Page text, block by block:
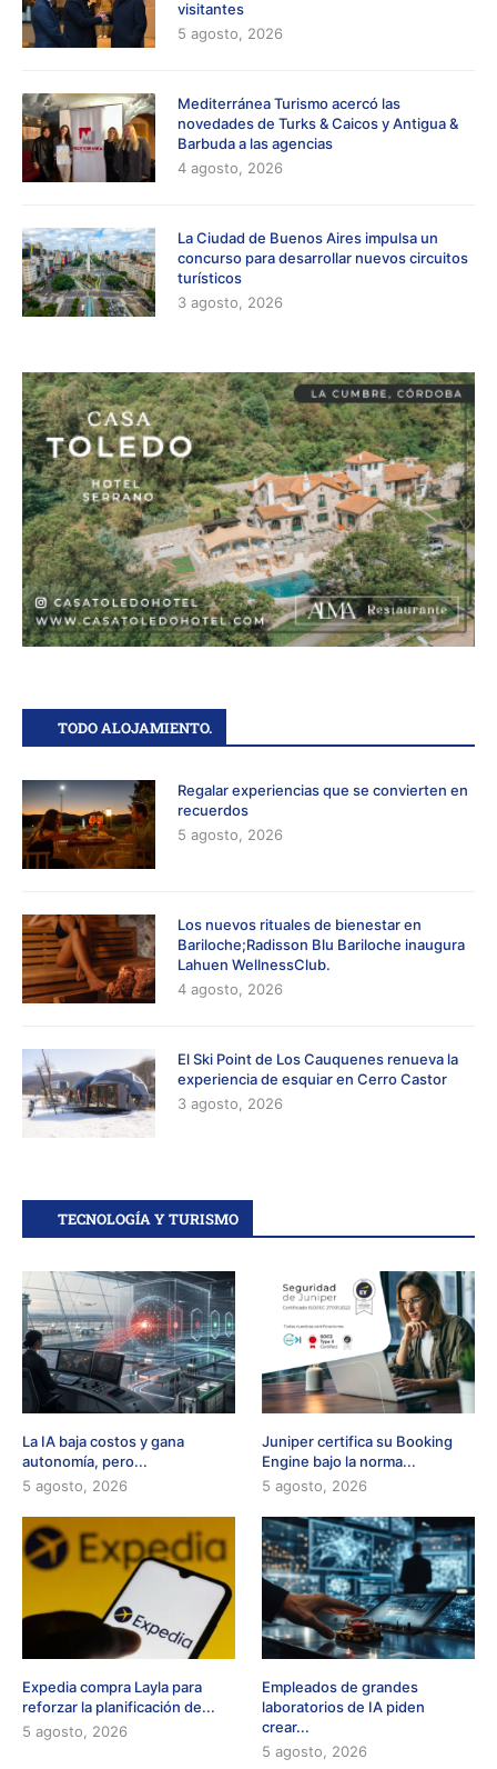
visitantes
5 agosto, 2026
Mediterránea Turismo acercó las
novedades de Turks & Caicos y Antigua &
Barbuda a las agencias
4 agosto, 2026
La Ciudad de Buenos Aires impulsa un
concurso para desarrollar nuevos circuitos
turísticos
3 agosto, 2026
TODO ALOJAMIENTO.
Regalar experiencias que se convierten en
recuerdos
5 agosto, 2026
Los nuevos rituales de bienestar en
Bariloche;Radisson Blu Bariloche inaugura
Lahuen WellnessClub.
4 agosto, 2026
El Ski Point de Los Cauquenes renueva la
experiencia de esquiar en Cerro Castor
3 agosto, 2026
TECNOLOGÍA Y TURISMO
La IA baja costos y gana
autonomía, pero...
5 agosto, 2026
Juniper certifica su Booking
Engine bajo la norma...
5 agosto, 2026
Expedia compra Layla para
reforzar la planificación de...
5 agosto, 2026
Empleados de grandes
laboratorios de IA piden
crear...
5 agosto, 2026